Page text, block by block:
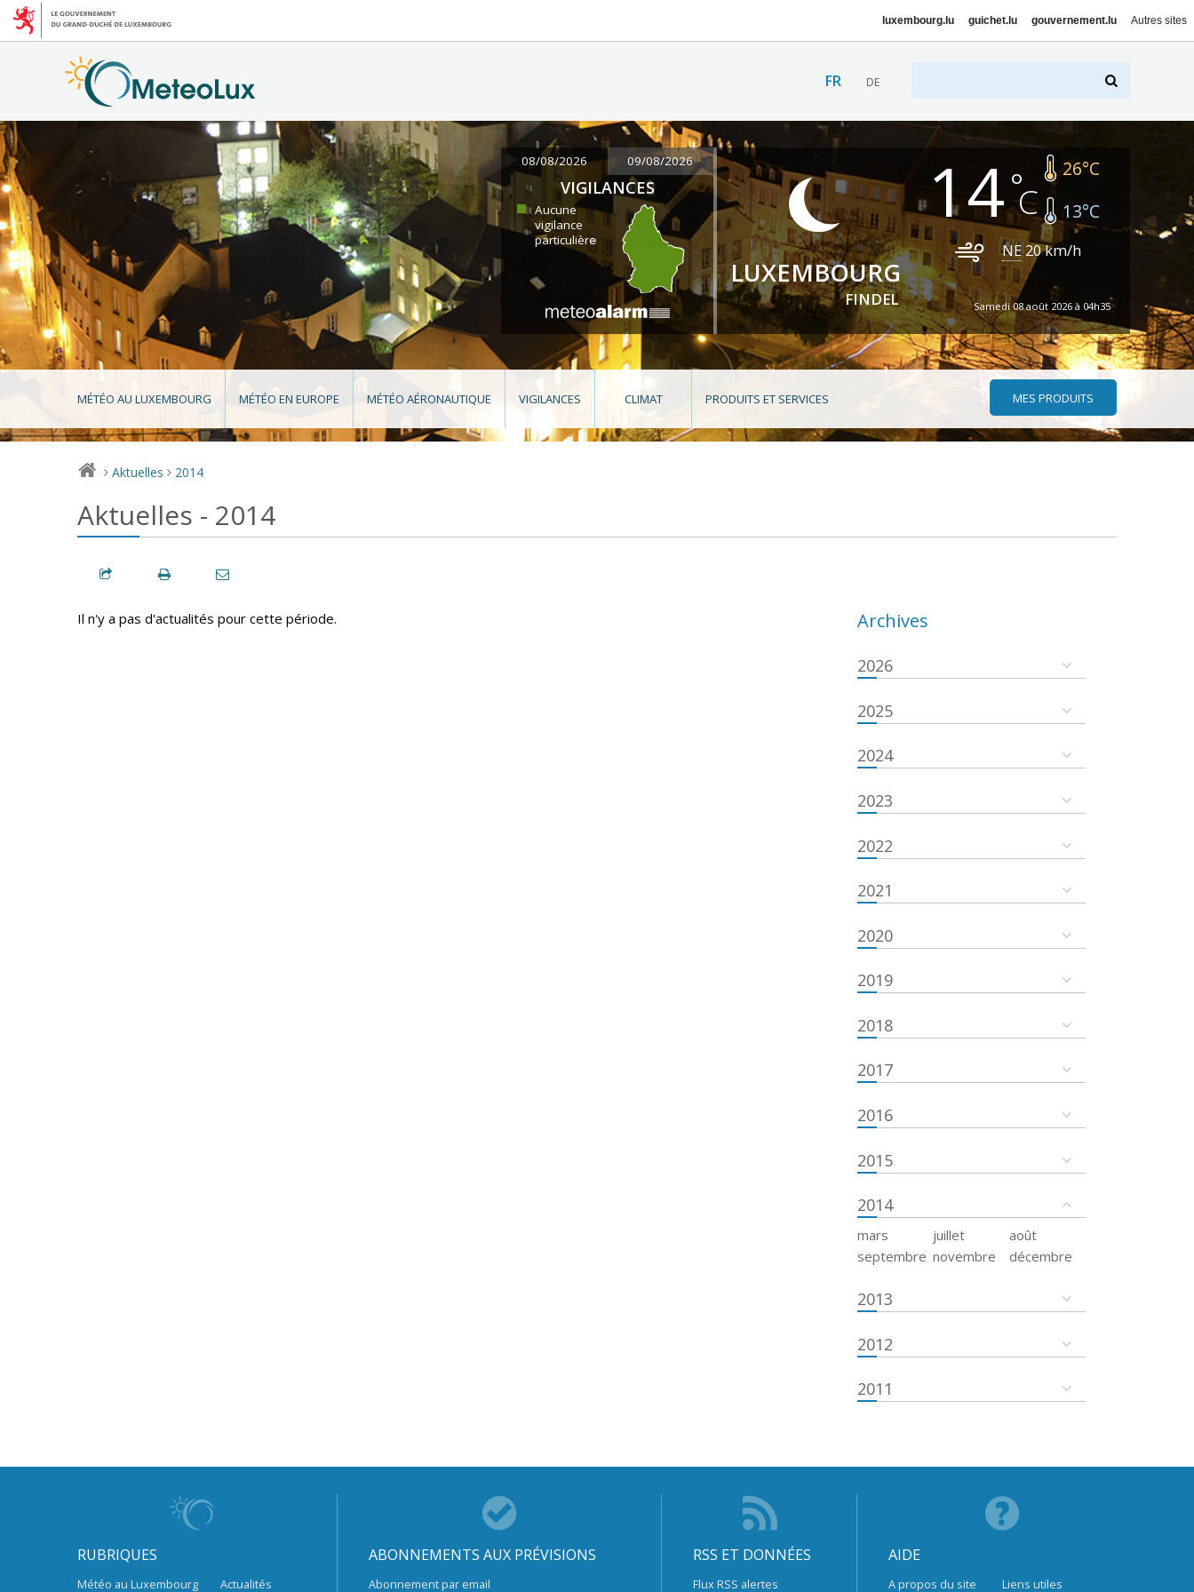
luxembourg.lu guichet.lu gouvernement.lu Autres sites
FR DE
08/08/2026 09/08/2026
VIGILANCES
Aucune
vigilance
particulière
LUXEMBOURG
FINDEL
14 26°C
13°C
NE 20km/h
Samedi 08 août 2026 à 04h35
MÉTÉO AU LUXEMBOURG MÉTÉO EN EUROPE MÉTÉO AÉRONAUTIQUE VIGILANCES CLIMAT PRODUITS ET SERVICES MES PRODUITS
> Aktuelles > 2014
Aktuelles - 2014
Il n'y a pas d'actualités pour cette période. Archives
2026
2025
2024
2023
2022
2021
2020
2019
2018
2017
2016
2015
2014
mars juillet
août
septembre novembre décembre
2013
2012
2011
RUBRIQUES
Météo au Luxembourg Actualités
ABONNEMENTS AUX PRÉVISIONS
Abonnement par email
RSS ET DONNÉES
Flux RSS alertes
AIDE
A propos du site Liens utiles